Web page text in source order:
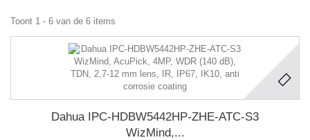
Toont 1 - 6 van de 6 items
Dahua IPC-HDBW5442HP-ZHE-ATC-S3
WizMind,...